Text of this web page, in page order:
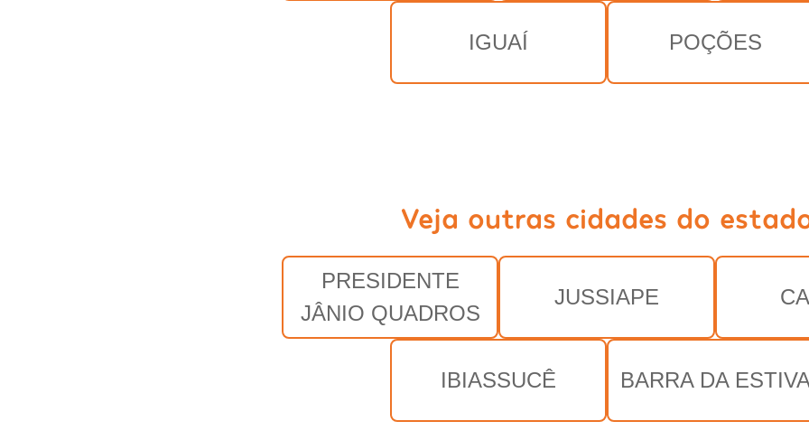
IGUAÍ POÇÕES
Veja outras cidades do
PRESIDENTE
JÂNIO QUADROS
JUSSIAPE
IBIASSUCÊ BARRA DA